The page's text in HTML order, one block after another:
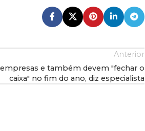
Anterior
e também devem "fechar o
caixa" no fim do ano, diz especialista